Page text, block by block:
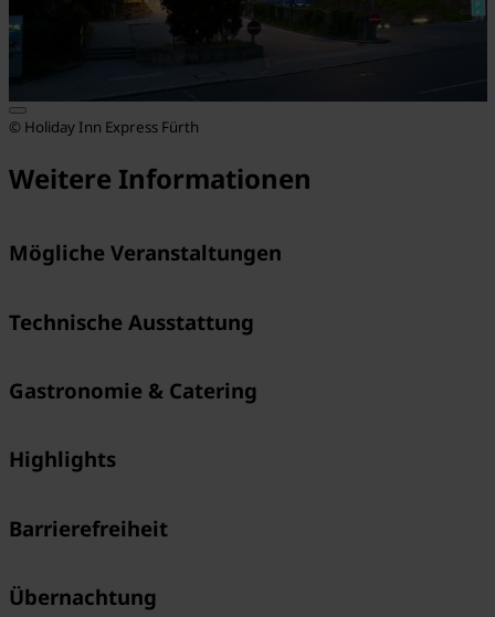
© Holiday Inn Express Fürth
Weitere Informationen
Mögliche Veranstaltungen
Technische Ausstattung
Gastronomie & Catering
Highlights
Barrierefreiheit
Übernachtung